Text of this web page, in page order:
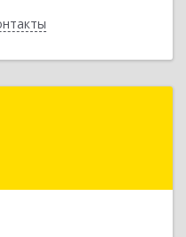
Сухачев Юрий